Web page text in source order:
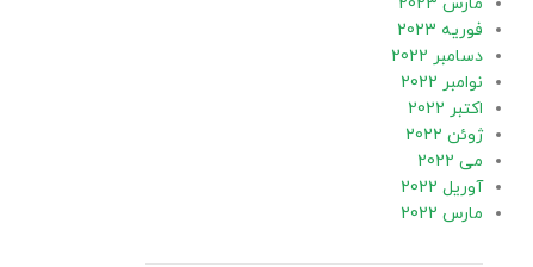
فوریه 2023
دسامبر 2022
نوامبر 2022
اکتبر 2022
ژوئن 2022
می 2022
آوریل 2022
مارس 2022